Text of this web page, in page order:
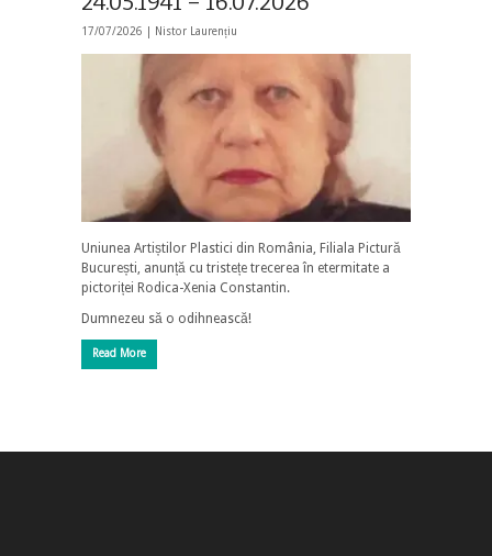
17/07/2026 | Nistor Laurențiu
Uniunea Artiștilor Plastici din România, Filiala Pictură
București, anunță cu tristețe trecerea în etermitate a
pictoriței Rodica-Xenia Constantin.
Dumnezeu să o odihnească!
Read More